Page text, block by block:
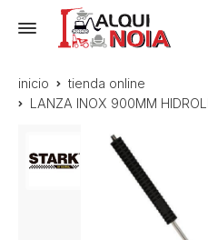
inicio
tienda online
LANZA INOX 900MM